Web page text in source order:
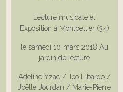
Lecture musicale et
Exposition à Montpellier (34)
le samedi 10 mars 2018 Au
jardin de lecture
Adeline Yzac / Teo Libardo /
Joëlle Jourdan / Marie-Pierre